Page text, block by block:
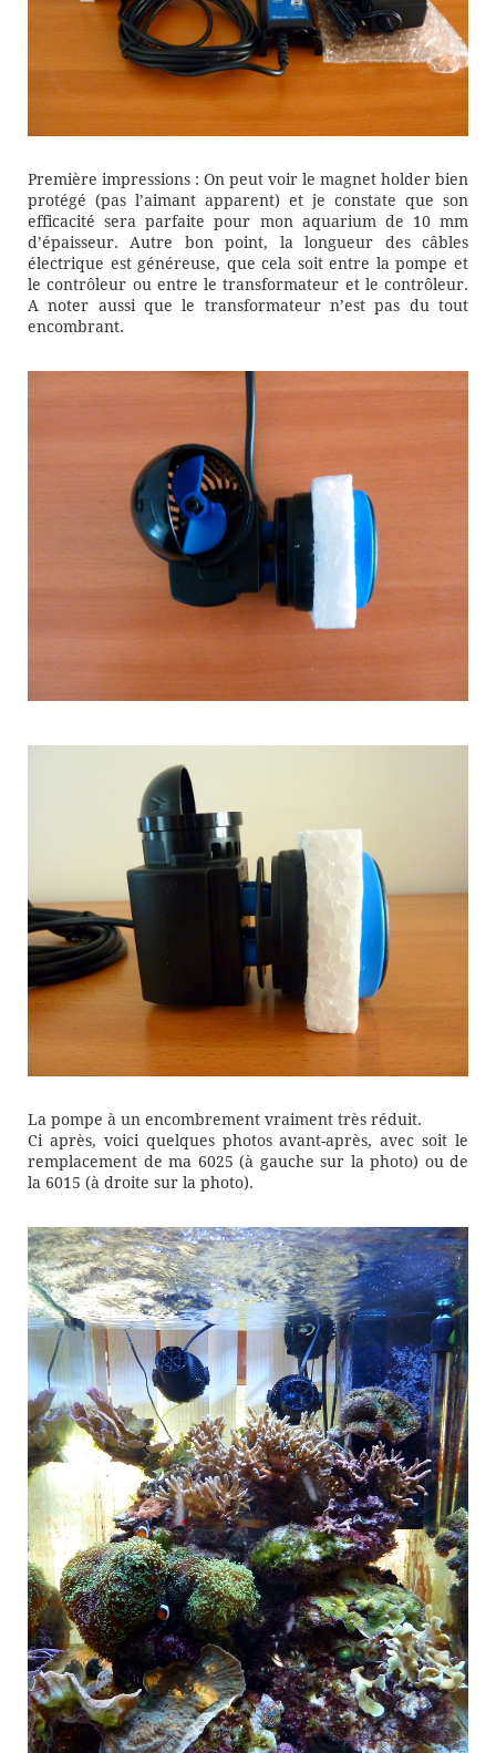
Première impressions : On peut voir le magnet holder bien
protégé (pas l’aimant apparent) et je constate que son
efficacité sera parfaite pour mon aquarium de 10 mm
d’épaisseur. Autre bon point, la longueur des câbles
électrique est généreuse, que cela soit entre la pompe et
le contrôleur ou entre le transformateur et le contrôleur.
A noter aussi que le transformateur n’est pas du tout
encombrant.
La pompe à un encombrement vraiment très réduit.
Ci après, voici quelques photos avant-après, avec soit le
remplacement de ma 6025 (à gauche sur la photo) ou de
la 6015 (à droite sur la photo).